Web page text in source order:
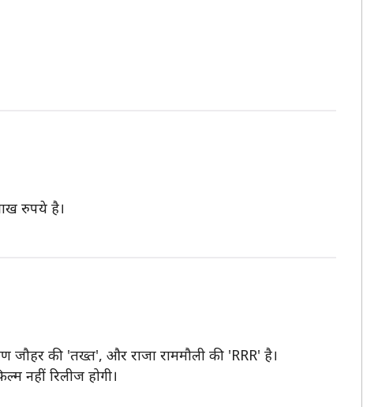
रुपये है।
की 'तख्त', और राजा राममौली की 'RRR' है।
नहीं रिलीज होगी।